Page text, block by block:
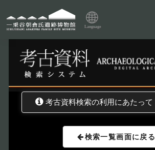
Language
資料データベーストップ
考古資料検索の利用にあたって
検索一覧画面に戻る